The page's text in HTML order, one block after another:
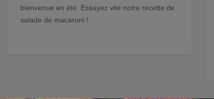
bienvenue en été. Essayez vite notre recette de
salade de macaroni !